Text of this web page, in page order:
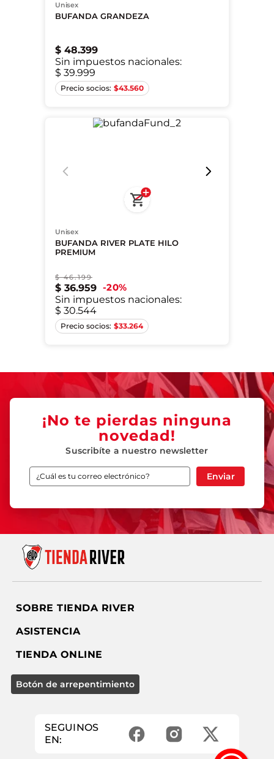
Unisex
BUFANDA GRANDEZA
$ 48.399
Sin impuestos nacionales:
$ 39.999
$43.560
Unisex
BUFANDA RIVER PLATE HILO
PREMIUM
$ 46.199
$ 36.959 20%
Sin impuestos nacionales:
$ 30.544
$33.264
¡No te pierdas ninguna
novedad!
Suscribíte a nuestro newsletter
Enviar
SOBRE TIENDA RIVER
ASISTENCIA
TIENDA ONLINE
SEGUINOS
EN: